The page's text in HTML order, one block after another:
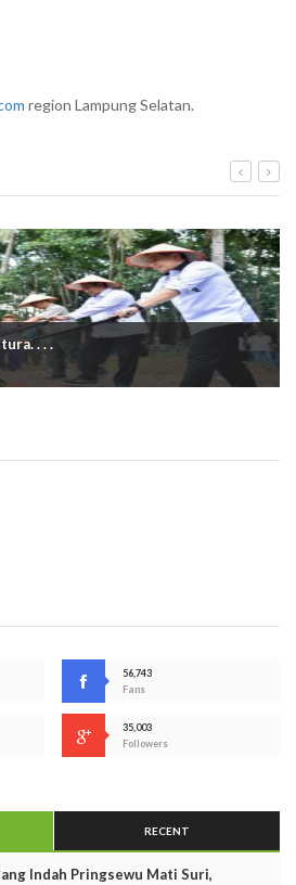
region Lampung Selatan.
. . .
56,743
Fans
35,003
Followers
RECENT
Indah Pringsewu Mati Suri,